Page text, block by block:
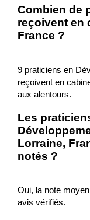
Combien de
reçoivent en
France ?
9 praticiens en
reçoivent en
aux alentours.
Les
Lorraine,
notés ?
Oui, la note
avis vérifiés.